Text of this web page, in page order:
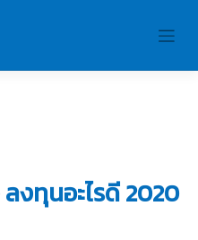
งทุนอะไรดี 2020